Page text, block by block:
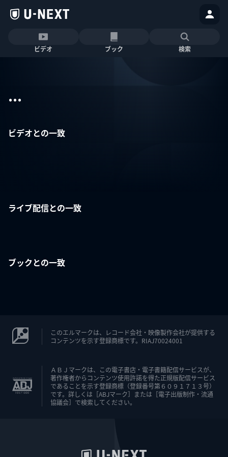
ビデオ ブック 検索
...
ビデオとの一致
ライブ配信との一致
ブックとの一致
このエルマークは、レコード会社・映像製作会社が提供する
コンテンツを示す登録商標です。RIAJ70024001
ＡＢＪマークは、この電子書店・電子書籍配信サービスが、
著作権者からコンテンツ使用許諾を得た正規版配信サービス
であることを示す登録商標（登録番号第６０９１７１３号）
です。詳しくは［ABJマーク］または［電子出版制作・流通
協議会］で検索してください。